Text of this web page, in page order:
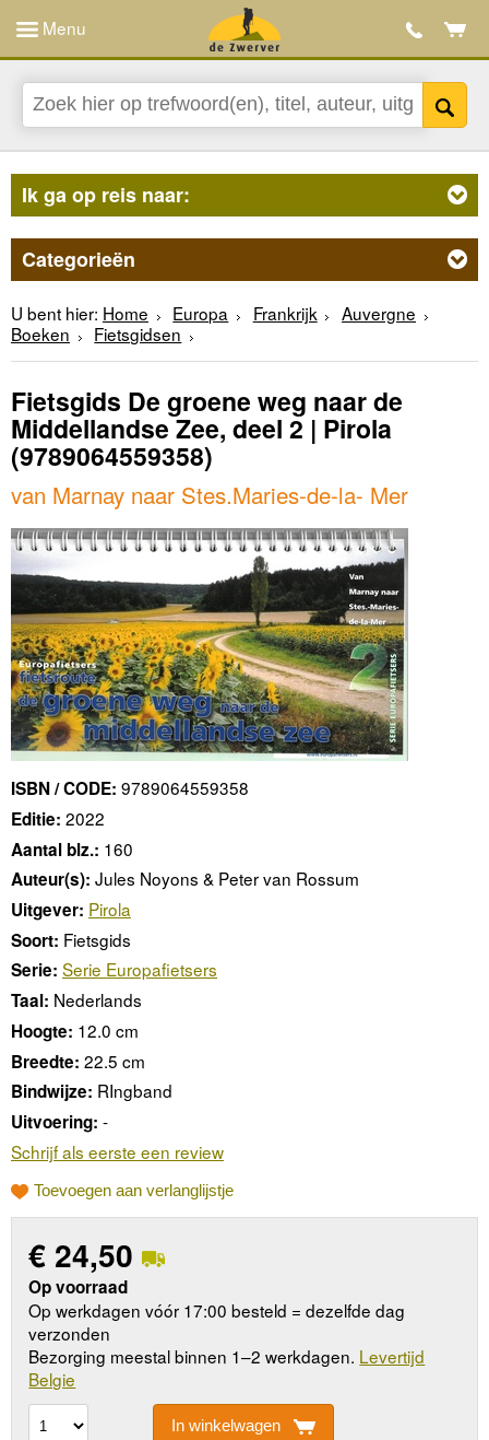
Menu
Ik ga op reis naar:
Categorieën
U bent hier: Home Europa Frankrijk
Auvergne
Boeken
Fietsgidsen
Fietsgids De groene weg naar de
Middellandse Zee, deel 2 | Pirola
(9789064559358)
van Marnay naar Stes.Maries-de-la- Mer
ISBN / CODE: 9789064559358
Editie: 2022
Aantal blz.: 160
Auteur(s): Jules Noyons & Peter van Rossum
Uitgever: Pirola
Soort: Fietsgids
Serie: Serie Europafietsers
Taal: Nederlands
Hoogte: 12.0 cm
Breedte: 22.5 cm
Bindwijze: RIngband
Uitvoering: -
Schrijf als eerste een review
Toevoegen aan verlanglijstje
€ 24,50
Op voorraad
Op werkdagen vóór 17:00 besteld = dezelfde dag
verzonden
Bezorging meestal binnen 1–2 werkdagen. Levertijd
Belgie
In winkelwagen